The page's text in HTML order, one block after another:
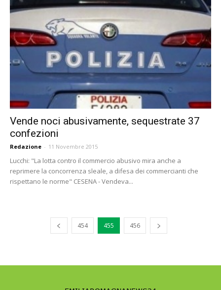
Vende noci abusivamente, sequestrate 37
confezioni
Redazione - 11 Novembre 2015
Lucchi: "La lotta contro il commercio abusivo mira anche a
reprimere la concorrenza sleale, a difesa dei commercianti che
rispettano le norme" CESENA - Vendeva...
454 455 456